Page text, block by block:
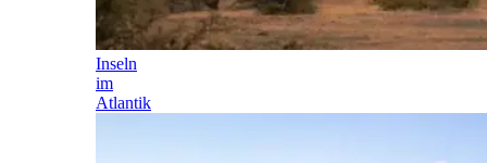
Inseln
im
Atlantik